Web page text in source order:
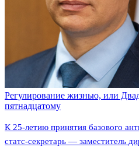
Регулирование жизнью, или
пятнадцатому
К 25-летию принятия базового
статс-секретарь — заместитель